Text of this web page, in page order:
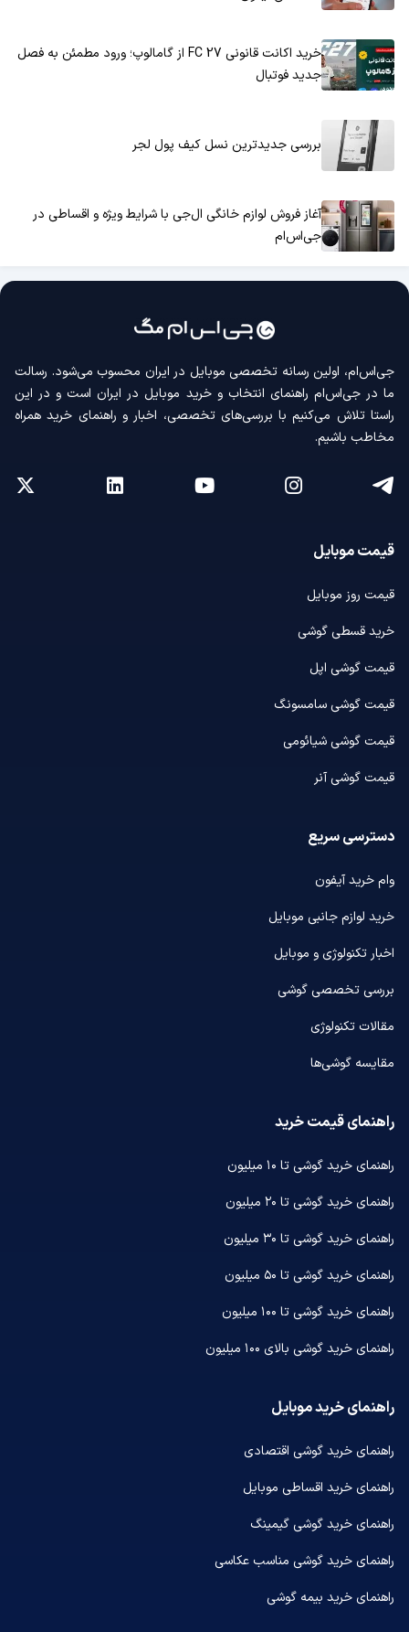
خرید اکانت قانونی FC 27 از گامالوپ؛ ورود مطمئن به فصل
جدید فوتبال
بررسی جدیدترین نسل کیف پول لجر
آغاز فروش لوازم خانگی ال‌جی با شرایط ویژه و اقساطی در
جی‌اس‌ام
جی‌اس‌ام، اولین رسانه‌ تخصصی موبایل در ایران محسوب می‌شود. رسالت
ما در جی‌اس‌ام راهنمای انتخاب و خرید موبایل در ایران است و در این
راستا تلاش می‌کنیم با بررسی‌های تخصصی، اخبار و راهنمای خرید همراه
مخاطب باشیم.
قیمت موبایل
قیمت روز موبایل
خرید قسطی گوشی
قیمت گوشی اپل
قیمت گوشی سامسونگ
قیمت گوشی شیائومی
قیمت گوشی آنر
دسترسی سریع
وام خرید آیفون
خرید لوازم جانبی موبایل
اخبار تکنولوژی و موبایل
بررسی تخصصی گوشی
مقالات تکنولوژی
مقایسه گوشی‌ها
راهنمای قیمت خرید
راهنمای خرید گوشی تا ۱۰ میلیون
راهنمای خرید گوشی تا ۲۰ میلیون
راهنمای خرید گوشی تا ۳۰ میلیون
راهنمای خرید گوشی تا ۵۰ میلیون
راهنمای خرید گوشی تا ۱۰۰ میلیون
راهنمای خرید گوشی بالای ۱۰۰ میلیون
راهنمای خرید موبایل
راهنمای خرید گوشی اقتصادی
راهنمای خرید اقساطی موبایل
راهنمای خرید گوشی گیمینگ
راهنمای خرید گوشی مناسب عکاسی
راهنمای خرید بیمه گوشی